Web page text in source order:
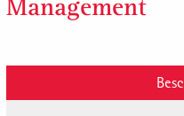
Management